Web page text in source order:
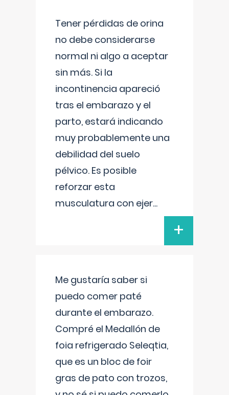
Tener pérdidas de orina
no debe considerarse
normal ni algo a aceptar
sin más. Si la
incontinencia apareció
tras el embarazo y el
parto, estará indicando
muy probablemente una
debilidad del suelo
pélvico. Es posible
reforzar esta
musculatura con ejer...
+
Me gustaría saber si
puedo comer paté
durante el embarazo.
Compré el Medallón de
foia refrigerado Seleqtia,
que es un bloc de foir
gras de pato con trozos,